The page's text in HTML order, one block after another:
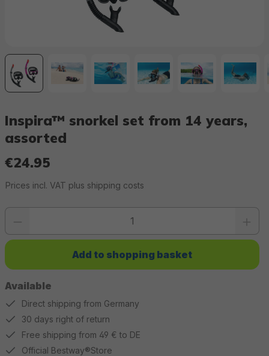
Inspira™ snorkel set from 14 years,
assorted
€24.95
Prices incl. VAT plus shipping costs
Available
Product quantity: Enter the desired value or use the buttons to increase or
Add to shopping basket
Direct shipping from Germany
30 days right of return
Free shipping from 49 € to DE
Official Bestway®Store